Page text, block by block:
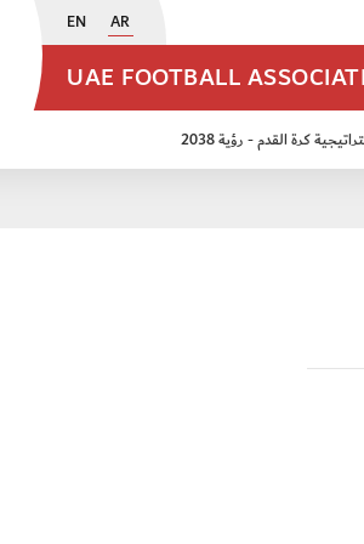
EN AR
UAE FOOTBALL
كرة القدم - رؤية 2038